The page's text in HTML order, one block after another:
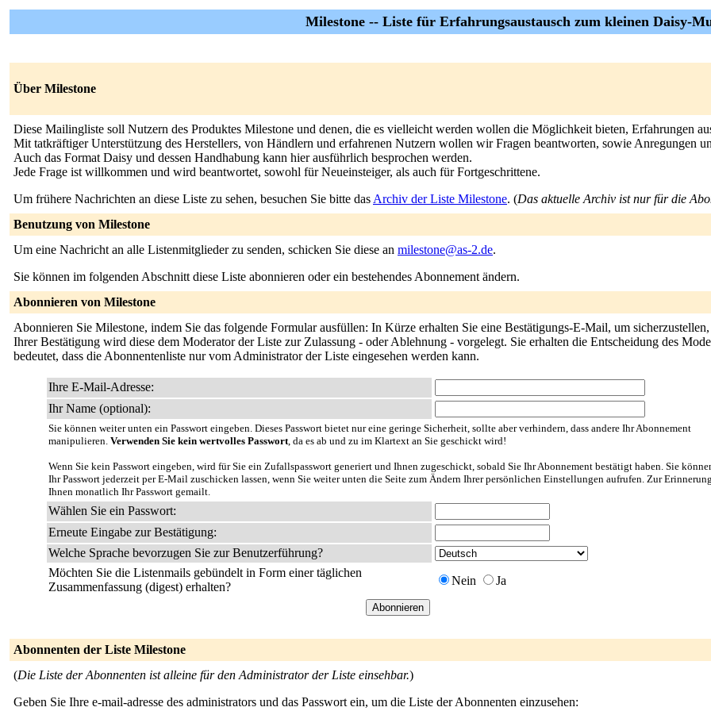
Milestone -- Liste für Erfahrungsaustausch zum kleinen Daisy-
Über Milestone
Diese Mailingliste soll Nutzern des Produktes Milestone und denen, die es vielleicht werden wollen die Möglichkeit bieten, Erfahrungen
Mit tatkräftiger Unterstützung des Herstellers, von Händlern und erfahrenen Nutzern wollen wir Fragen beantworten, sowie Anregungen
Auch das Format Daisy und dessen Handhabung kann hier ausführlich besprochen werden.
Jede Frage ist willkommen und wird beantwortet, sowohl für Neueinsteiger, als auch für Fortgeschrittene.
Um frühere Nachrichten an diese Liste zu sehen, besuchen Sie bitte das Archiv der Liste Milestone. (Das aktuelle Archiv ist nur für die
Benutzung von Milestone
Um eine Nachricht an alle Listenmitglieder zu senden, schicken Sie diese an milestone@as-2.de.
Sie können im folgenden Abschnitt diese Liste abonnieren oder ein bestehendes Abonnement ändern.
Abonnieren von Milestone
Abonnieren Sie Milestone, indem Sie das folgende Formular ausfüllen: In Kürze erhalten Sie eine Bestätigungs-E-Mail, um
Ihrer Bestätigung wird diese dem Moderator der Liste zur Zulassung - oder Ablehnung - vorgelegt. Sie erhalten die Entscheidung des
bedeutet, dass die Abonnentenliste nur vom Administrator der Liste eingesehen werden kann.
Ihre E-Mail-Adresse:
Ihr Name (optional):
Sie können weiter unten ein Passwort eingeben. Dieses Passwort bietet nur eine geringe Sicherheit, sollte aber verhindern, dass andere Ihr Abonnement
manipulieren. Verwenden Sie kein wertvolles Passwort, da es ab und zu im Klartext an Sie geschickt wird!
Wenn Sie kein Passwort eingeben, wird für Sie ein Zufallspasswort generiert und Ihnen zugeschickt, sobald Sie Ihr Abonnement bestätigt haben. Sie
Ihr Passwort jederzeit per E-Mail zuschicken lassen, wenn Sie weiter unten die Seite zum Ändern Ihrer persönlichen Einstellungen aufrufen. Zur
Ihnen monatlich Ihr Passwort gemailt.
Wählen Sie ein Passwort:
Erneute Eingabe zur Bestätigung:
Welche Sprache bevorzugen Sie zur Benutzerführung?
Möchten Sie die Listenmails gebündelt in Form einer täglichen
Zusammenfassung (digest) erhalten?
Nein Ja
Abonnenten der Liste Milestone
(Die Liste der Abonnenten ist alleine für den Administrator der Liste einsehbar.)
Geben Sie Ihre e-mail-adresse des administrators und das Passwort ein, um die Liste der Abonnenten einzusehen: